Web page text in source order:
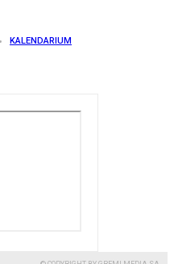
KALENDARIUM